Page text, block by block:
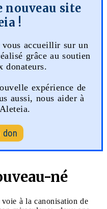
nouveau site
!
vous accueillir sur un
grâce au soutien
donateurs.
expérience de
aussi, nous aider à
don
né
à la canonisation de